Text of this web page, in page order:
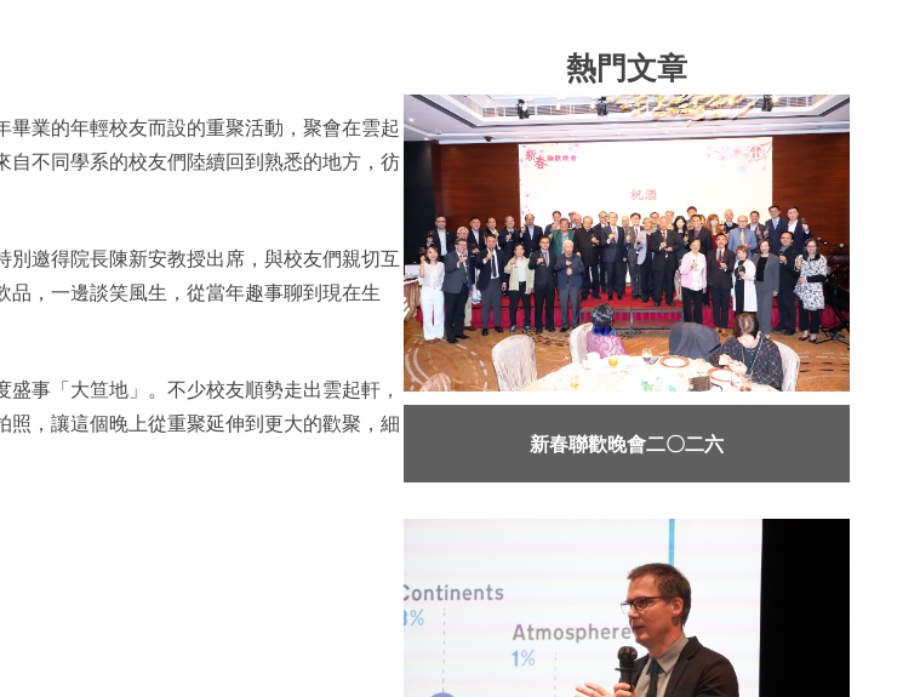
業的年輕校友而設的重聚活動，聚會在雲起
不同學系的校友們陸續回到熟悉的地方，彷
邀得院長陳新安教授出席，與校友們親切互
，一邊談笑風生，從當年趣事聊到現在生
事「大笪地」。不少校友順勢走出雲起軒，
，讓這個晚上從重聚延伸到更大的歡聚，細
熱門文章
新春聯歡晚會二〇二六